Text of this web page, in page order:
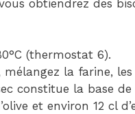
obtiendrez des
(thermostat 6).
la farine,
constitue la base
et environ 12 cl